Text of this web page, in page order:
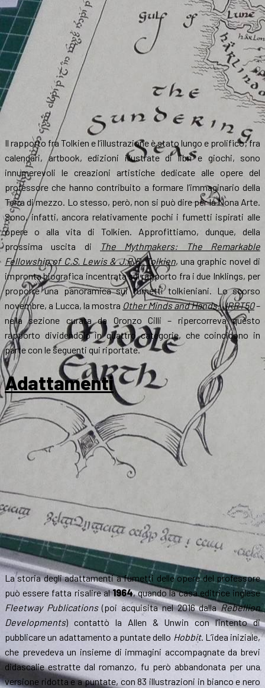
settembre
Il rapporto fra Tolkien e l’illustrazione è stato lungo e prolifico; fra
calendari, artbook, edizioni illustrate di libri e giochi, sono
innumerevoli le creazioni artistiche dedicate alle opere del
professore che hanno contribuito a formare l’immaginario della
Terra di mezzo. Lo stesso, però, non si può dire per la Nona Arte.
Sono, infatti, ancora relativamente pochi i fumetti ispirati alle
opere o alla vita di Tolkien. Approfittiamo, dunque, della
prossima uscita di
The Mythmakers: The Remarkable
Fellowship of C.S. Lewis & J.R.R. Tolkien, una graphic novel di
impronta biografica incentrata sul rapporto fra i due Inklings, per
proporre una panoramica sui fumetti tolkieniani. Lo scorso
novembre, a Lucca, la mostra Other Minds and Hands: JRRT50–
nella sezione curata da Oronzo Cilli – ripercorreva questo
rapporto dividendolo in quattro categorie, che coincidono in
parte con le seguenti qui riportate.
Adattamenti
La storia degli adattamenti a fumetti delle opere del professore
può essere fatta risalire al1964, quando la casa editrice inglese
Fleetway Publications(poi acquisita nel 2016 dallaRebellion
Developments) contattò la Allen & Unwin con l’intento di
pubblicare un adattamento a puntate dello Hobbit. L’idea iniziale,
che prevedeva un insieme di immagini accompagnate da brevi
didascalie estratte dal romanzo, fu però abbandonata per una
versione ridotta e a puntate, con 83 illustrazioni in bianco e nero